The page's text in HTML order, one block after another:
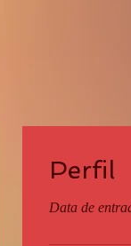
Perfil
Data de